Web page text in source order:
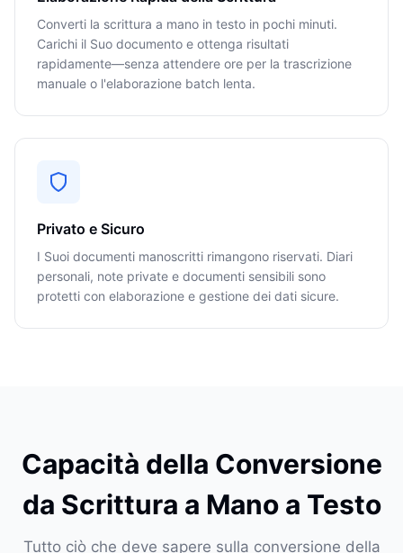
Converti la scrittura a mano in testo in pochi minuti.
Carichi il Suo documento e ottenga risultati
rapidamente—senza attendere ore per la trascrizione
manuale o l'elaborazione batch lenta.
Privato e Sicuro
I Suoi documenti manoscritti rimangono riservati. Diari
personali, note private e documenti sensibili sono
protetti con elaborazione e gestione dei dati sicure.
Capacità della Conversione
da Scrittura a Mano a Testo
Tutto ciò che deve sapere sulla conversione della